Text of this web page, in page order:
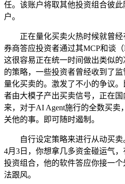
任。该账户将取其他投资组合彼
户。
正在量化买卖火热时候就曾经
券商答应投资者通过其MCP和谈（
这很容易正在统一时间做出类似
的策略，一些投资者曾经收到了
量化买卖的。激发了不小的争议
者由大模子产出买卖信号，正在
来，对于AI Agent施行的全数买卖
关他的事。即可随时遏制。
自行设定策略来进行从动买卖
4月3日，你想拿几多资金碰运气
投资组合，他的软件答应你接一
法跟风。